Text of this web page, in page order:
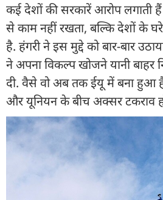
कई देशों की सरकारें आरोप लगाती
से काम नहीं रखता, बल्कि देशों के
है. हंगरी ने इस मुद्दे को बार-बार
ने अपना विकल्प खोजने यानी
दी. वैसे वो अब तक ईयू में बना हुआ
और यूनियन के बीच अक्सर टकराव